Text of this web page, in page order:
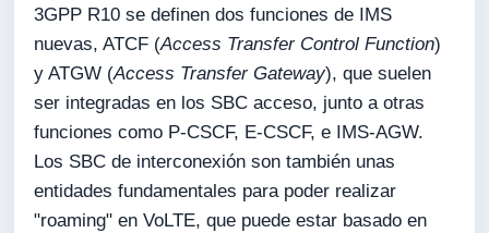
3GPP R10 se definen dos funciones de IMS
nuevas, ATCF (Access Transfer Control Function)
y ATGW (Access Transfer Gateway), que suelen
ser integradas en los SBC acceso, junto a otras
funciones como P-CSCF, E-CSCF, e IMS-AGW.
Los SBC de interconexión son también unas
entidades fundamentales para poder realizar
"roaming" en VoLTE, que puede estar basado en